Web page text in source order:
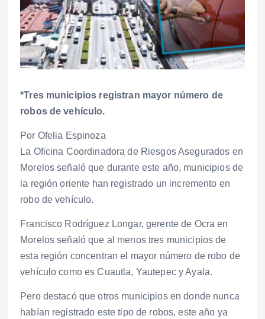
*Tres municipios registran mayor número de
robos de vehículo.
Por Ofelia Espinoza
La Oficina Coordinadora de Riesgos Asegurados en
Morelos señaló que durante este año, municipios de
la región oriente han registrado un incremento en
robo de vehículo.
Francisco Rodríguez Longar, gerente de Ocra en
Morelos señaló que al menos tres municipios de
esta región concentran el mayor número de robo de
vehículo como es Cuautla, Yautepec y Ayala.
Pero destacó que otros municipios en donde nunca
habían registrado este tipo de robos, este año ya